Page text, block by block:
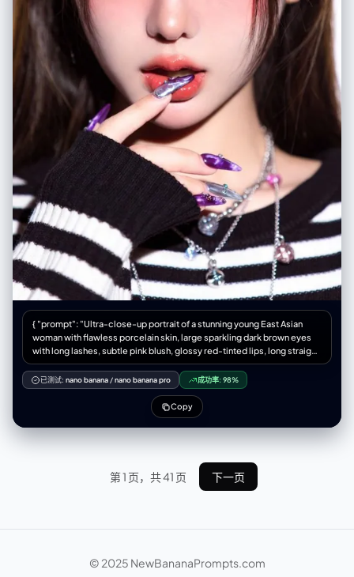
character, vertical Japanese text reading '海賊女帝' (Pirate Empress) is
written in crisp white chalk." }, "environment": { "location": "A standard
Japanese school classroom.", "foreground_elements": "A wooden
teacher's desk occupies the lower foreground. Scattered across the
surface are a yellow box of colored chalks, loose sticks of red, white,
and blue pastel chalk, and a dust-covered black felt eraser.",
"background_elements": "The green chalkboard spans the width of
the frame, bordered by a metallic chalk tray containing accumulated
chalk dust. The wall above is a plain, off-white plaster, featuring a small
mounted speaker box.", "atmosphere": "Quiet and academic, with a
sense of stillness suggesting the room is currently unoccupied." },
"lighting": { "type": "Diffuse ambient classroom lighting.", "quality":
"Soft, nondirectional illumination provided by overhead fluorescent
fixtures mixed with daylight from windows on the left. The light is even,
preventing glare on the chalkboard surface while highlighting the
texture of the chalk.", "color_temperature": "Neutral white,
approximately 5000K, ensuring accurate color rendition of the red
and purple chalks against the dark green board.", "direction":
"Overhead and slightly frontal." }, "camera": { "sensor_format":
"35mm full-frame digital sensor.", "lens": "35mm prime lens.",
"aperture": "f/5.6", "depth_of_field": "Moderate depth of field,
keeping the chalkboard drawing in sharp focus while allowing the
foreground desk elements to soften slightly.", "shutter_speed":
position, set back enough to frame the entire drawing and the desk." },
"negative": { "content": "Multiple characters, Midoriya, Shigaraki, male
characters, digital art overlay, vector graphics, paper texture, oil
painting, messy composition, extreme low angle, fisheye lens.",
"style": "No hyper-saturation, no soft focus filters, no heavy
{ "prompt": "Ultra-close-up portrait of a stunning young East Asian
woman with flawless porcelain skin, large sparkling dark brown eyes
with long lashes, subtle pink blush, glossy red-tinted lips, long straight
silky dark brown hair with subtle highlights, making a playful finger-
frame gesture around one eye with both hands, extremely detailed
long almond-shaped nails with glossy purple-marble and silver
chrome galaxy nail art with tiny rhinestones, wearing black-and-white
horizontal striped oversized knit sweater with ribbed cuffs, layered
delicate silver necklaces with crystal pendants and small pink gems,
with natural glow, shallow depth of field, shot on 85mm lens f/1.4, ultra-
realistic photorealism, 8k, masterpiece, best quality",
"width": 832, "height": 1216, "seed": -1 }
已测试: nano banana /nano banana pro 成功率: 98%
Copy
第 1 页，共 41 页 下一页
© 2025 NewBananaPrompts.com